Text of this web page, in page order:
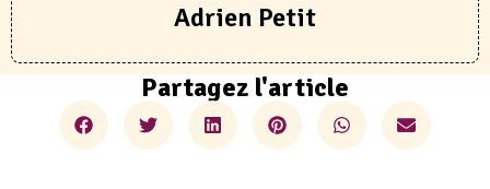
Adrien Petit
Partagez l'article